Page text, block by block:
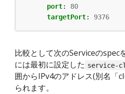
port:
80
targetPort: 9376
比較として次のServiceのspec
には最初に設定した service-
囲からIPv4のアドレス(別名「
られます。